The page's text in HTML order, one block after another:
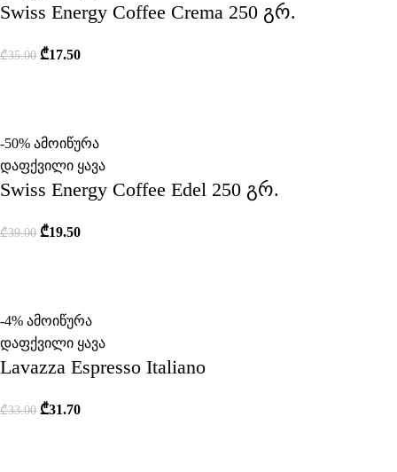
Swiss Energy Coffee Crema 250 გრ.
₾35.00 ₾17.50
-50% ამოიწურა
დაფქვილი ყავა
Swiss Energy Coffee Edel 250 გრ.
₾39.00 ₾19.50
-4% ამოიწურა
დაფქვილი ყავა
Lavazza Espresso Italiano
₾33.00 ₾31.70